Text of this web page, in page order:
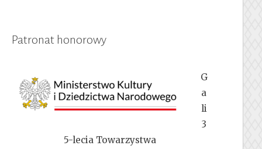
Patronat honorowy
G
a
li
3
5-lecia Towarzystwa